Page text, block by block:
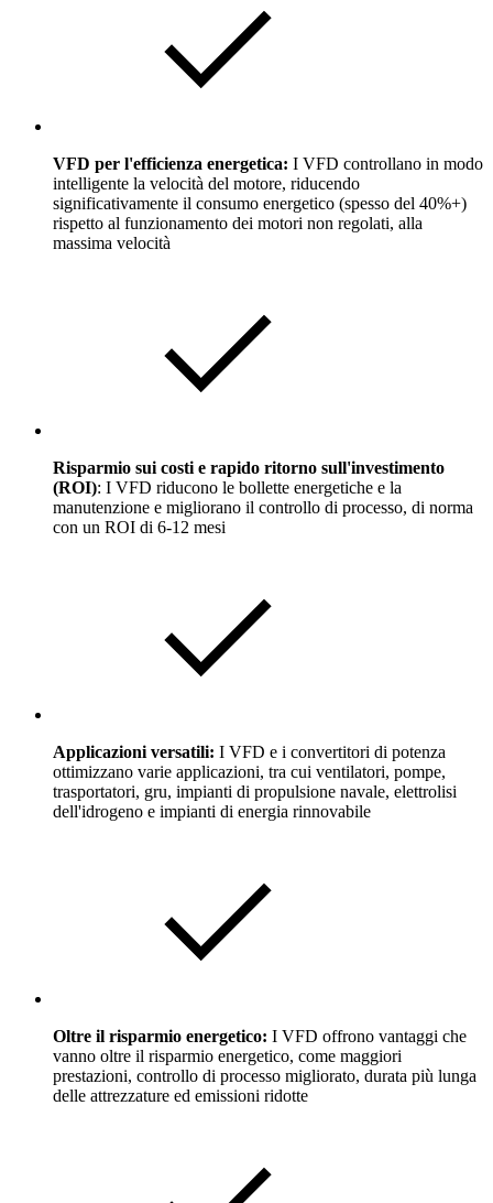
VFD per l'efficienza energetica: I VFD controllano in modo
intelligente la velocità del motore, riducendo
significativamente il consumo energetico (spesso del 40%+)
rispetto al funzionamento dei motori non regolati, alla
massima velocità
Risparmio sui costi e rapido ritorno sull'investimento
(ROI): I VFD riducono le bollette energetiche e la
manutenzione e migliorano il controllo di processo, di norma
con un ROI di 6-12 mesi
Applicazioni versatili: I VFD e i convertitori di potenza
ottimizzano varie applicazioni, tra cui ventilatori, pompe,
trasportatori, gru, impianti di propulsione navale, elettrolisi
dell'idrogeno e impianti di energia rinnovabile
Oltre il risparmio energetico: I VFD offrono vantaggi che
vanno oltre il risparmio energetico, come maggiori
prestazioni, controllo di processo migliorato, durata più lunga
delle attrezzature ed emissioni ridotte